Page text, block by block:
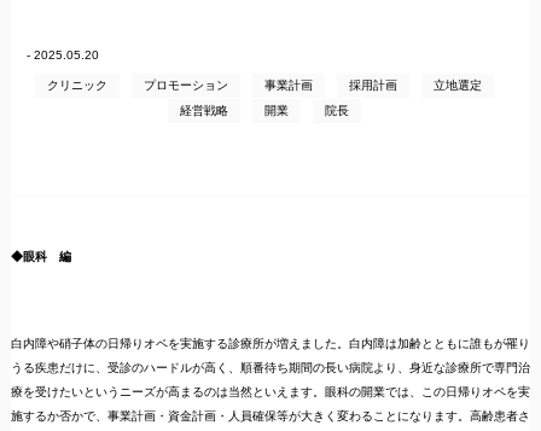
- 2025.05.20
クリニック プロモーション 事業計画 採用計画
立地選定
経営戦略
開業 院長
◆眼科 編
白内障や硝子体の日帰りオペを実施する診療所が増えました。白内障は加齢とともに誰もが罹り
うる疾患だけに、受診のハードルが高く、順番待ち期間の長い病院より、身近な診療所で専門治
療を受けたいというニーズが高まるのは当然といえます。眼科の開業では、この日帰りオペを実
施するか否かで、事業計画・資金計画・人員確保等が大きく変わることになります。高齢患者さ